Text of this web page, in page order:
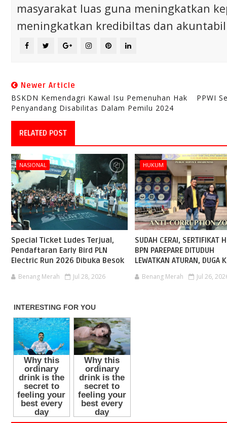
masyarakat luas guna meningkatkan
meningkatkan kredibiltas dan
Newer Article
BSKDN Kemendagri Kawal Isu Pemenuhan Hak
Penyandang Disabilitas Dalam Pemilu 2024
PPWI
RELATED POST
NASIONAL
Special Ticket Ludes Terjual,
Pendaftaran Early Bird PLN
Electric Run 2026 Dibuka Besok
Benang Merah Jul 28, 2026
HUKUM
SUDAH CERAI, SERTIFIKAT
BPN PAREPARE DITUDUH
LEWATKAN ATURAN, DUGA
Benang Merah Jul 26,